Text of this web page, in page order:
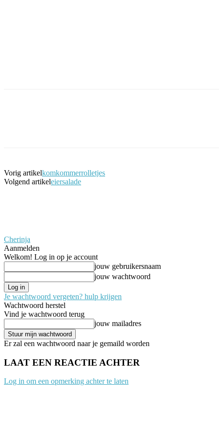
Vorig artikelkomkommerrolletjes
Volgend artikeleiersalade
Cherinja
Aanmelden
Welkom! Log in op je account
jouw gebruikersnaam
jouw wachtwoord
Je wachtwoord vergeten? hulp krijgen
Wachtwoord herstel
Vind je wachtwoord terug
jouw mailadres
Er zal een wachtwoord naar je gemaild worden
LAAT EEN REACTIE ACHTER
Log in om een opmerking achter te laten